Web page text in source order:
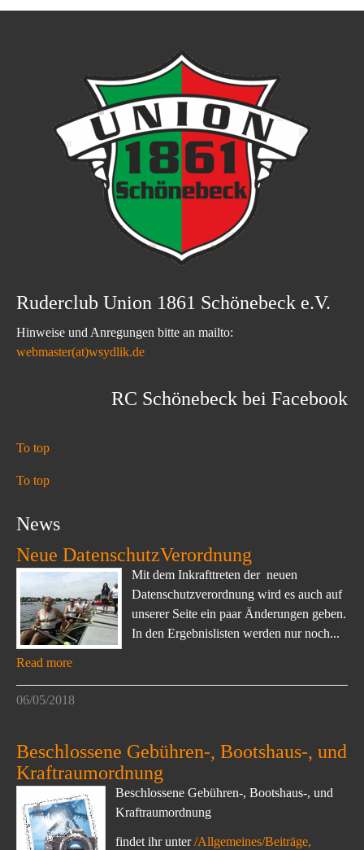
Ruderclub Union 1861 Schönebeck e.V.
Hinweise und Anregungen bitte an mailto:
webmaster(at)wsydlik.de
RC Schönebeck bei Facebook
To top
To top
News
Neue DatenschutzVerordnung
Mit dem Inkrafttreten der neuen
Datenschutzverordnung wird es auch auf
unserer Seite ein paar Änderungen geben.
In den Ergebnislisten werden nur noch...
Read more
06/05/2018
Beschlossene Gebühren-, Bootshaus-, und
Kraftraumordnung
Beschlossene Gebühren-, Bootshaus-, und
Kraftraumordnung
findet ihr unter/Allgemeines/Beiträge,